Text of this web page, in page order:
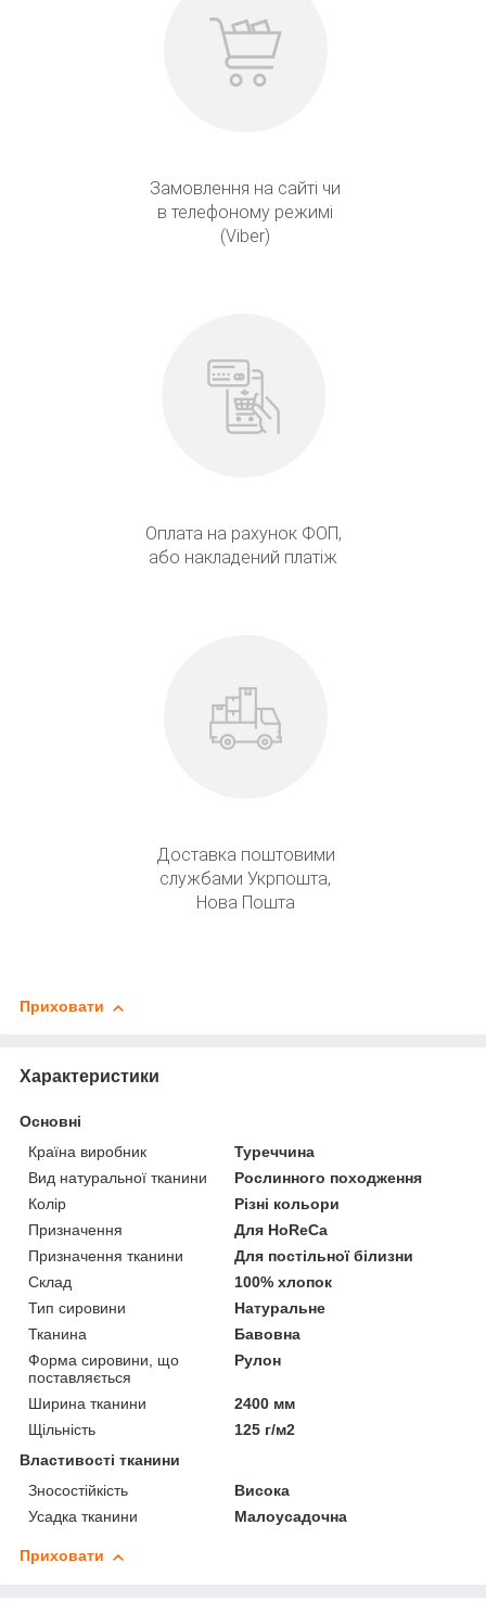
Замовлення на сайті чи
в телефоному режимі
(Viber)
Оплата на рахунок ФОП,
або накладений платіж
Доставка поштовими
службами Укрпошта,
Нова Пошта
Приховати
Характеристики
Основні
Країна виробник
Туреччина
Вид натуральної тканини
Рослинного походження
Колір
Різні кольори
Призначення
Для HoReCa
Призначення тканини
Для постільної білизни
Склад
100% хлопок
Тип сировини
Натуральне
Тканина
Бавовна
Форма сировини, що
поставляється
Рулон
Ширина тканини
2400 мм
Щільність
125 г/м2
Властивості тканини
Зносостійкість
Висока
Усадка тканини
Малоусадочна
Приховати